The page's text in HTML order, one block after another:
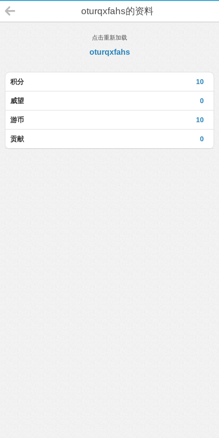
oturqxfahs的资料
点击重新加载
oturqxfahs
10
积分
0
威望
10
游币
0
贡献